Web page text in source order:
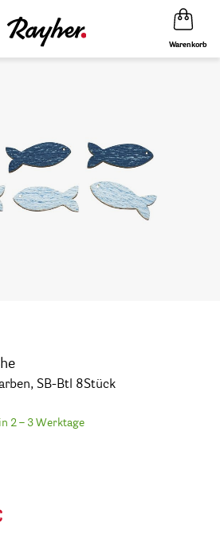
Warenkorb
SB-Btl 8Stück
2 – 3 Werktage